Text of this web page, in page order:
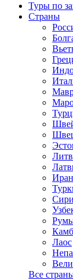
Туры по
Страны
Иран
Лаос
Все